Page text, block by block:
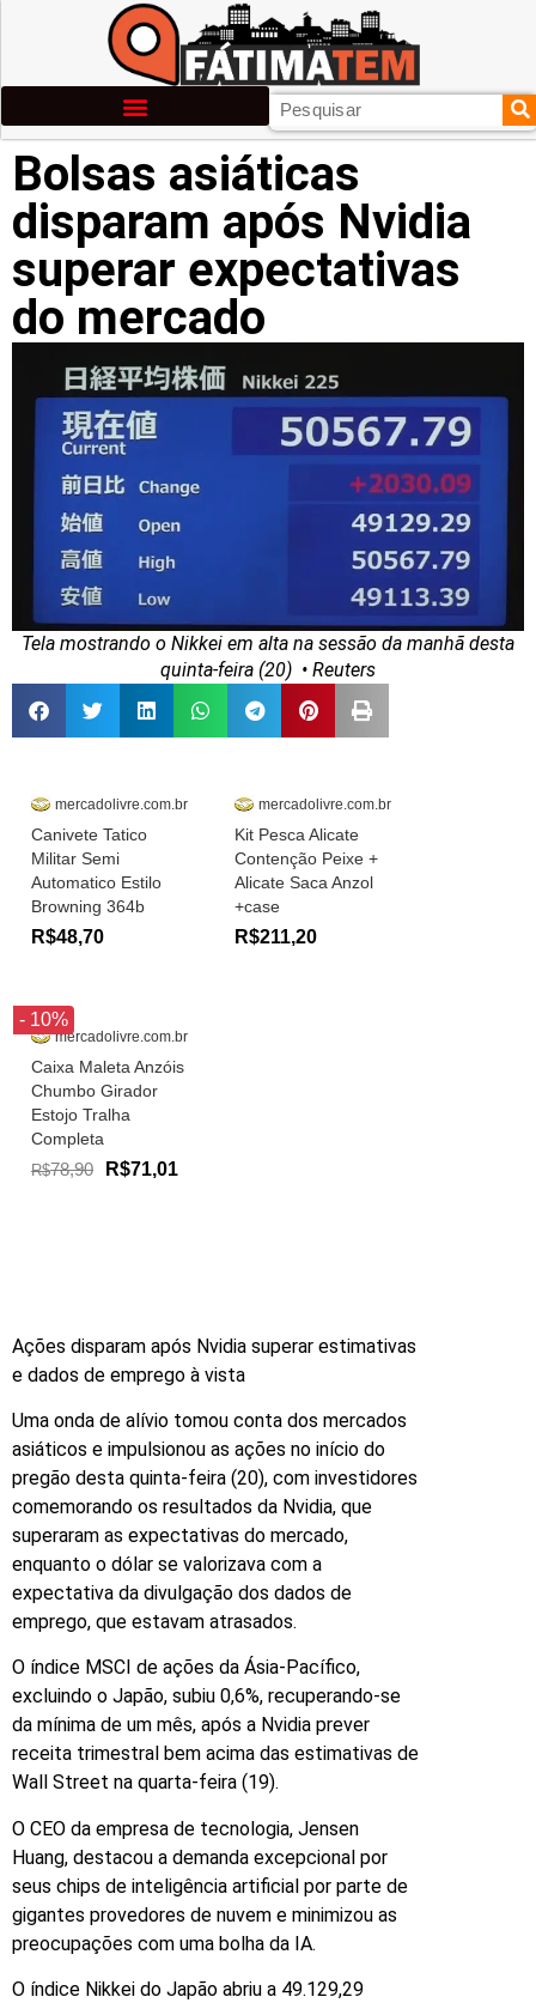
Bolsas asiáticas
disparam após Nvidia
superar expectativas
do mercado
Tela mostrando o Nikkei em alta na sessão da manhã desta
quinta-feira (20) • Reuters
mercadolivre.com.br
Canivete Tatico
Militar Semi
Automatico Estilo
Browning 364b
R$48,70
mercadolivre.com.br
Kit Pesca Alicate
Contenção Peixe +
Alicate Saca Anzol
+case
R$211,20
- 10%
mercadolivre.com.br
Caixa Maleta Anzóis
Chumbo Girador
Estojo Tralha
Completa
R$78,90 R$71,01
Ações disparam após Nvidia superar estimativas
e dados de emprego à vista
Uma onda de alívio tomou conta dos mercados
asiáticos e impulsionou as ações no início do
pregão desta quinta-feira (20), com investidores
comemorando os resultados da Nvidia, que
superaram as expectativas do mercado,
enquanto o dólar se valorizava com a
expectativa da divulgação dos dados de
emprego, que estavam atrasados.
O índice MSCI de ações da Ásia-Pacífico,
excluindo o Japão, subiu 0,6%, recuperando-se
da mínima de um mês, após a Nvidia prever
receita trimestral bem acima das estimativas de
Wall Street na quarta-feira (19).
O CEO da empresa de tecnologia, Jensen
Huang, destacou a demanda excepcional por
seus chips de inteligência artificial por parte de
gigantes provedores de nuvem e minimizou as
preocupações com uma bolha da IA.
O índice Nikkei do Japão abriu a 49.129,29